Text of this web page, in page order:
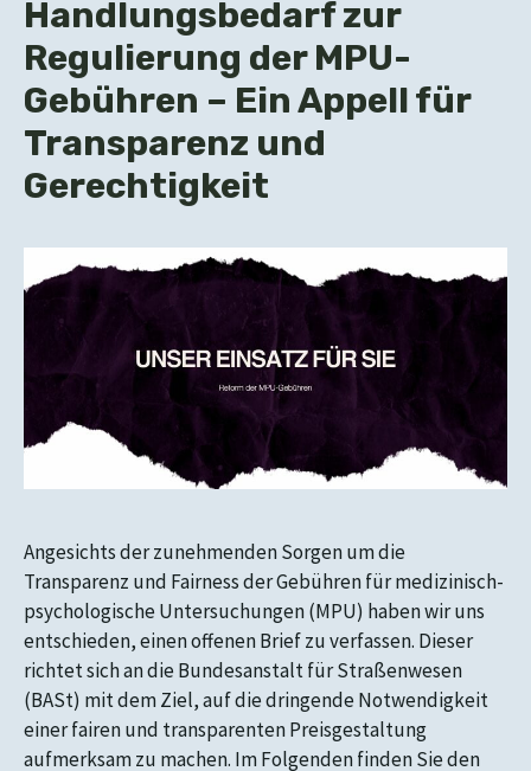
Handlungsbedarf zur
Regulierung der MPU-
Gebühren – Ein Appell für
Transparenz und
Gerechtigkeit
Angesichts der zunehmenden Sorgen um die
Transparenz und Fairness der Gebühren für medizinisch-
psychologische Untersuchungen (MPU) haben wir uns
entschieden, einen offenen Brief zu verfassen. Dieser
richtet sich an die Bundesanstalt für Straßenwesen
(BASt) mit dem Ziel, auf die dringende Notwendigkeit
einer fairen und transparenten Preisgestaltung
aufmerksam zu machen. Im Folgenden finden Sie den